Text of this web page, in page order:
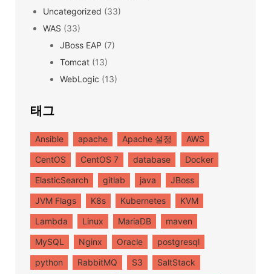
Uncategorized (33)
WAS (33)
JBoss EAP (7)
Tomcat (13)
WebLogic (13)
태그
Ansible apache Apache 설정
AWS
CentOS
CentOS 7 database
Docker
ElasticSearch
gitlab java
JBoss
JVM Flags
K8s Kubernetes
KVM
Lambda
Linux MariaDB
maven
MySQL
Nginx Oracle
postgresql
python
RabbitMQ S3
SaltStack